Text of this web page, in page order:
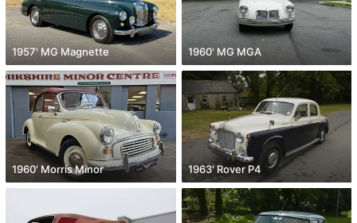
1957' MG Magnette 1960' MG MGA
1960' Morris Minor 1963' Rover P4